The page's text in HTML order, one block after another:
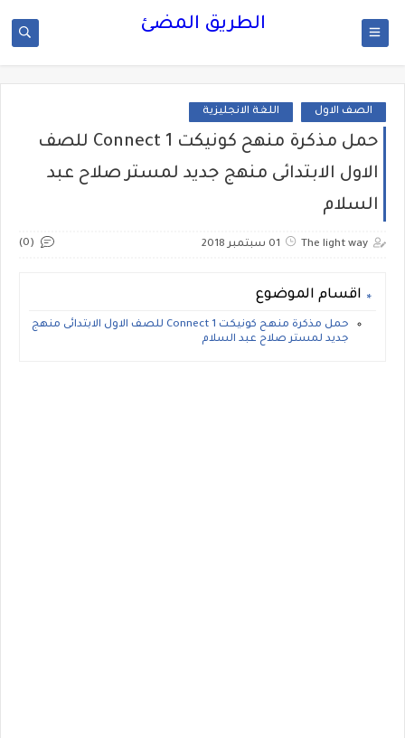
الطريق المضئ
الصف الاول اللغة الانجليزية
حمل مذكرة منهح كونيكت Connect 1 للصف
الاول الابتدائى منهج جديد لمستر صلاح عبد
السلام
The light way 01 سبتمبر 2018 (0)
اقسام الموضوع
حمل مذكرة منهح كونيكت Connect 1 للصف الاول الابتدائى منهج
جديد لمستر صلاح عبد السلام